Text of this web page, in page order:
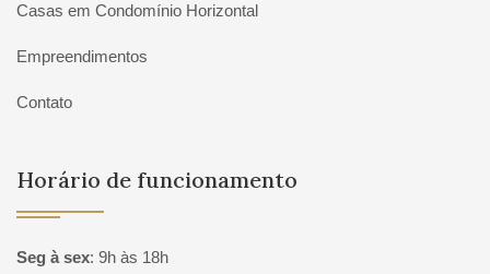
Casas em Condomínio Horizontal
Empreendimentos
Contato
Horário de funcionamento
Seg à sex: 9h às 18h